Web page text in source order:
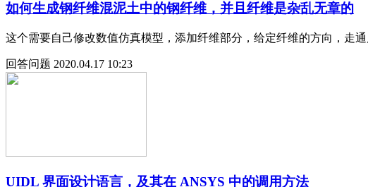
如何生成钢纤维混泥土中的钢纤维，并且纤维是杂乱无章的
这个需要自己修改数值仿真模型，添加纤维部分，给定纤维的方向，走
回答问题 2020.04.17 10:23
UIDL 界面设计语言，及其在 ANSYS 中的调用方法